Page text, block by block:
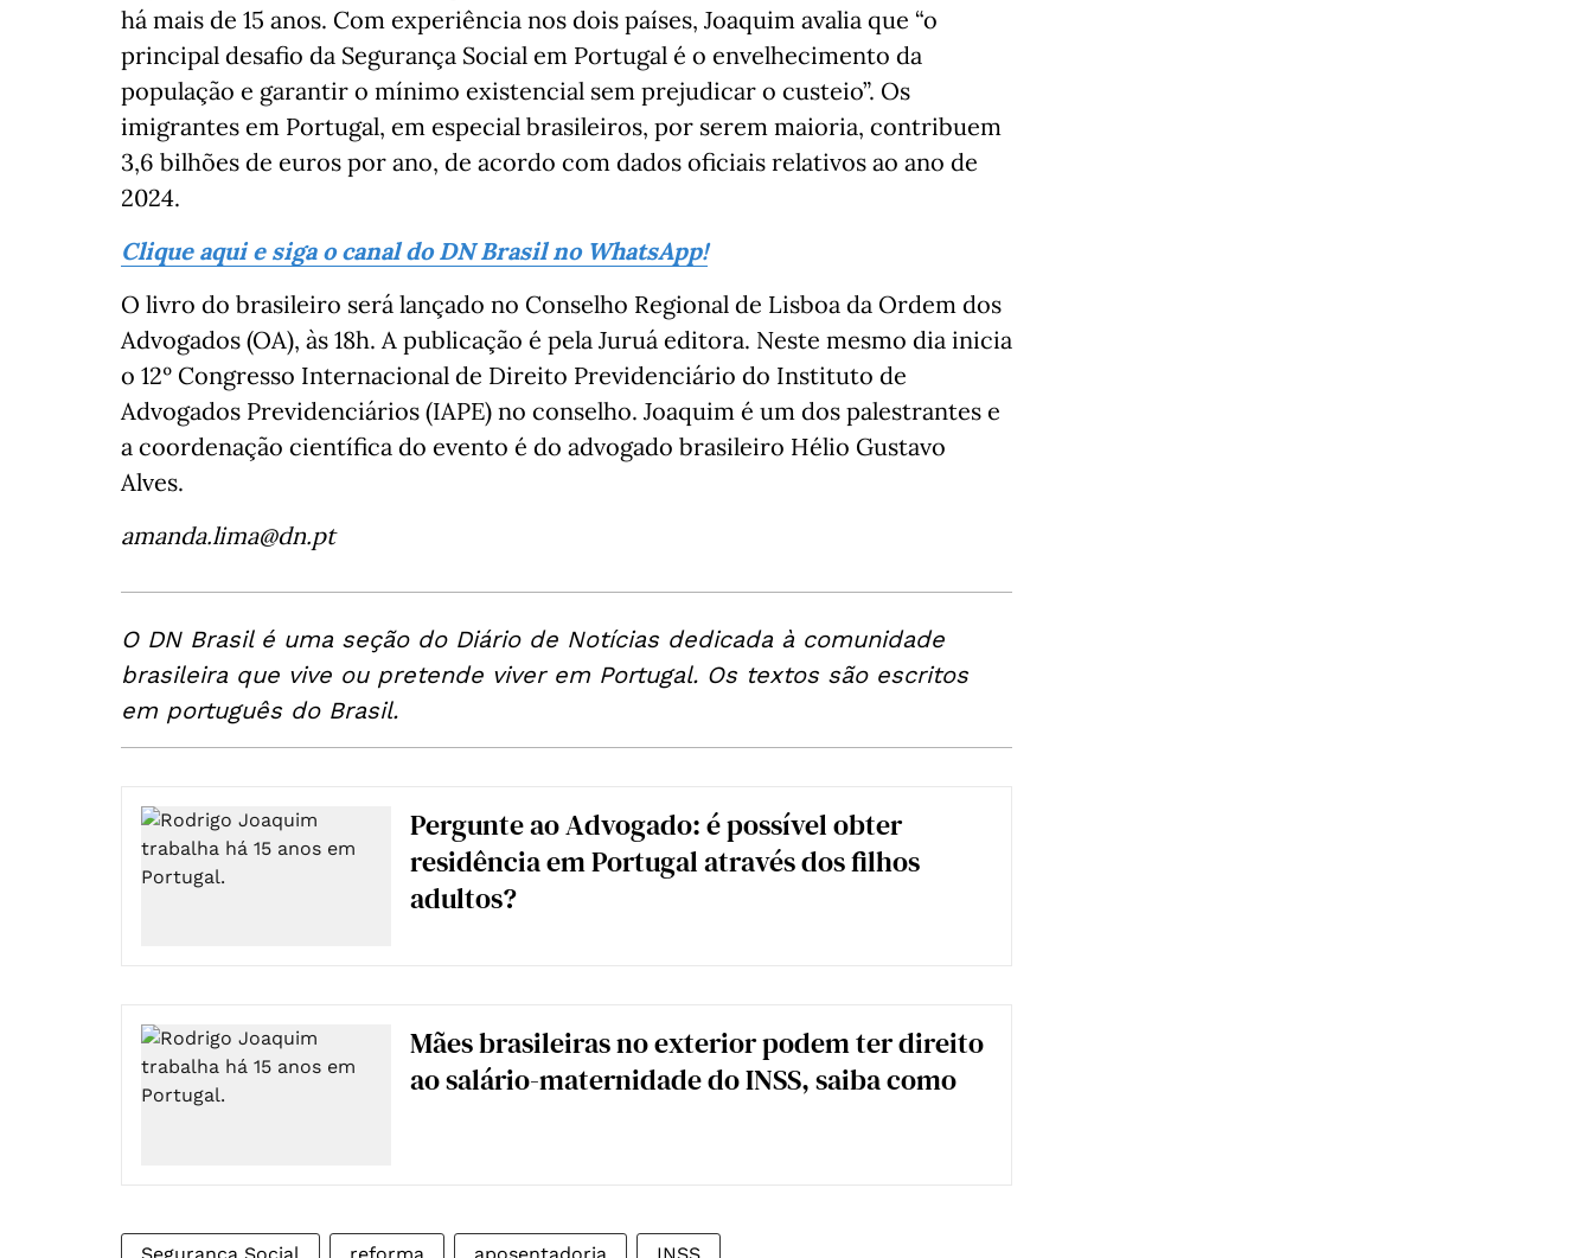
há mais de 15 anos. Com experiência nos dois países, Joaquim avalia que “o
principal desafio da Segurança Social em Portugal é o envelhecimento da
população e garantir o mínimo existencial sem prejudicar o custeio”. Os
imigrantes em Portugal, em especial brasileiros, por serem maioria, contribuem
3,6 bilhões de euros por ano, de acordo com dados oficiais relativos ao ano de
2024.
Clique aqui e siga o canal do DN Brasil no WhatsApp!
O livro do brasileiro será lançado no Conselho Regional de Lisboa da Ordem dos
Advogados (OA), às 18h. A publicação é pela Juruá editora. Neste mesmo dia inicia
o 12º Congresso Internacional de Direito Previdenciário do Instituto de
Advogados Previdenciários (IAPE) no conselho. Joaquim é um dos palestrantes e
a coordenação científica do evento é do advogado brasileiro Hélio Gustavo
Alves.
amanda.lima@dn.pt
O DN Brasil é uma seção do Diário de Notícias dedicada à comunidade
brasileira que vive ou pretende viver em Portugal. Os textos são escritos
em português do Brasil.
Pergunte ao Advogado: é possível obter
residência em Portugal através dos filhos
adultos?
Mães brasileiras no exterior podem ter direito
ao salário-maternidade do INSS, saiba como